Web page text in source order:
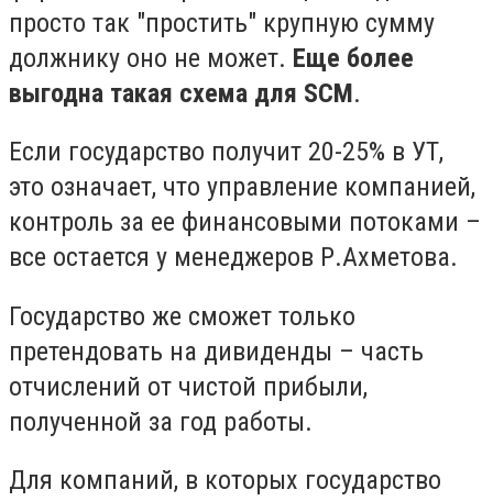
просто так "простить" крупную сумму
должнику оно не может. Еще более
выгодна такая схема для SCM.
Если государство получит 20-25% в УТ,
это означает, что управление компанией,
контроль за ее финансовыми потоками –
все остается у менеджеров Р.Ахметова.
Государство же сможет только
претендовать на дивиденды – часть
отчислений от чистой прибыли,
полученной за год работы.
Для компаний, в которых государство